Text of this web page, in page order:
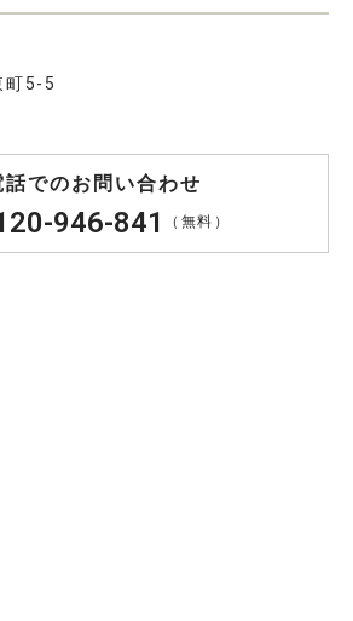
町5-5
話でのお問い合わせ
946-841 （無料）